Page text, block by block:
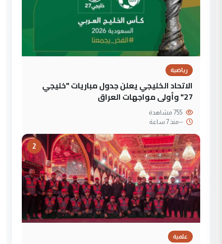
رياضية
الاتحاد الخليجي يعلن جدول مباريات "خليجي
27" وأولى مواجهات العراق
--منذ 7 ساعة
2
علمية